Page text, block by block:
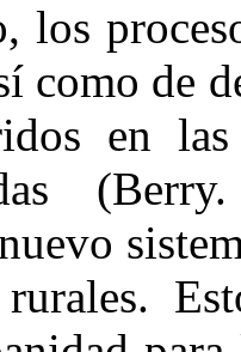
los
como de
en